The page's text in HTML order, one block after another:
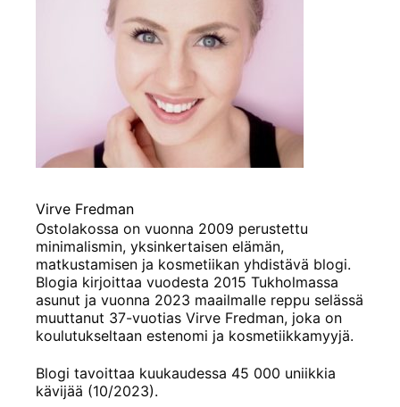
Virve Fredman
Ostolakossa on vuonna 2009 perustettu
minimalismin, yksinkertaisen elämän,
matkustamisen ja kosmetiikan yhdistävä blogi.
Blogia kirjoittaa vuodesta 2015 Tukholmassa
asunut ja vuonna 2023 maailmalle reppu selässä
muuttanut 37-vuotias Virve Fredman, joka on
koulutukseltaan estenomi ja kosmetiikkamyyjä.
Blogi tavoittaa kuukaudessa 45 000 uniikkia
kävijää (10/2023).